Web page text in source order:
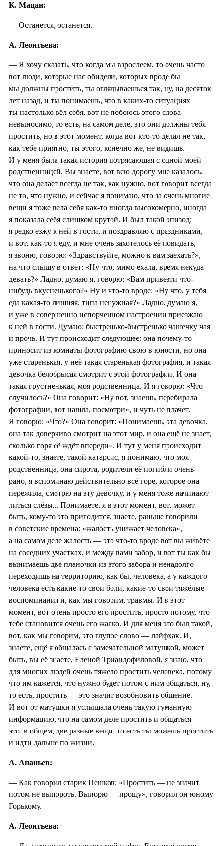
К. Мацан:
— Останется, останется.
А. Леонтьева:
— Я хочу сказать, что когда мы взрослеем, то очень часто
вот люди, которые нас обидели, которых вроде бы
мы должны простить, ты оглядываешься так, ну, на десяток
лет назад, и ты понимаешь, что в каких-то ситуациях
ты настолько вёл себя, вот не побоюсь этого слова —
невыносимо, то есть, на самом деле, это они должны тебя
простить, но в этот момент, когда вот кто-то делал не так,
как тебе приятно, ты этого, конечно же, не видишь.
И у меня была такая история потрясающая с одной моей
родственницей. Вы знаете, вот всю дорогу мне казалось,
что она делает всегда не так, как нужно, вот говорит всегда
не то, что нужно, и сейчас я понимаю, что за очень многие
вещи я тоже вела себя как-то иногда высокомерно, иногда
я показала себя слишком крутой. И был такой эпизод:
я редко езжу к ней в гости, и поздравляю с праздниками,
и вот, как-то я еду, и мне очень захотелось её повидать,
я звоню, говорю: «Здравствуйте, можно к вам заехать?»,
на что слышу в ответ: «Ну что, мимо ехала, время некуда
девать?» Ладно, думаю я, говорю: «Вам привезти что-
нибудь вкусненького?» Ну и что-то вроде: «Ну что, у тебя
еда какая-то лишняя, типа ненужная?» Ладно, думаю я,
и уже в совершенно испорченном настроении приезжаю
к ней в гости. Думаю: быстренько-быстренько чашечку чая
и прочь. И тут происходит следующее: она почему-то
приносит из комнаты фотографию свою в юности, но она
уже старенькая, у неё такая старенькая фотография, и такая
девочка белобрысая смотрит с этой фотографии. И она
такая грустненькая, моя родственница. И я говорю: «Что
случилось?» Она говорит: «Ну вот, знаешь, перебирала
фотографии, вот нашла, посмотри», и чуть не плачет.
Я говорю: «Что?» Она говорит: «Понимаешь, эта девочка,
она так доверчиво смотрит на этот мир, и она ещё не знает,
сколько горя её ждёт впереди». И тут у меня происходит
какой-то, знаете, такой катарсис, я понимаю, что моя
родственница, она сирота, родители её погибли очень
рано, я вспоминаю действительно всё горе, которое она
пережила, смотрю на эту девочку, и у меня тоже начинают
литься слёзы... Понимаете, я в этот момент, вот, может
быть, кому-то это пригодится, знаете, раньше говорили
в советские времена: «жалость унижает человека»,
а на самом деле жалость — это что-то вроде вот вы живёте
на соседних участках, и между вами забор, и вот ты как бы
вынимаешь две планочки из этого забора и ненадолго
переходишь на территорию, как бы, человека, а у каждого
человека есть какие-то свои боли, какие-то свои тяжёлые
воспоминания и, как мы говорим, травмы. И в этот
момент, вот очень просто его простить, просто потому, что
тебе становится очень его жалко. И для меня это был такой,
вот, как мы говорим, это глупое слово — лайфхак. И,
знаете, ещё я общалась с замечательной матушкой, может
быть, вы её знаете, Еленой Триандофиловой, я знаю, что
для многих людей очень тяжело простить человека, потому
что им кажется, что нужно будет потом с ним общаться, ну,
то есть, простить — это значит возобновить общение.
И вот от матушки я услышала очень такую гуманную
информацию, что на самом деле простить и общаться —
это, в общем, две разные вещи, то есть ты можешь простить
и идти дальше по жизни.
А. Ананьев:
— Как говорил старик Пешков: «Простить — не значит
потом не выпороть. Выпорю — прощу», говорил он юному
Горькому.
А. Леонтьева: